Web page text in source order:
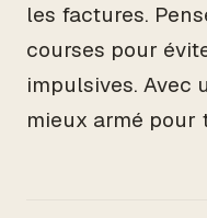
les factures.
courses pour
impulsives. Avec
mieux armé pour